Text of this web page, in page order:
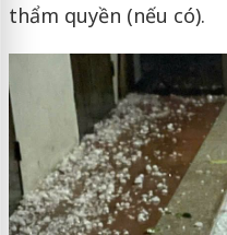
thẩm quyền (nếu có).